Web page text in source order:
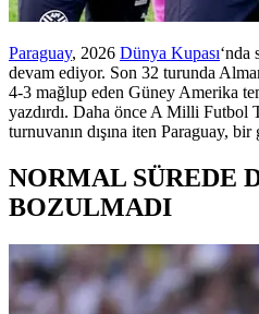
Paraguay, 2026 Dünya Kupası‘nda
devam ediyor. Son 32 turunda
4-3 mağlup eden Güney Amerika
yazdırdı. Daha önce A Milli Futbol
turnuvanın dışına iten Paraguay, bir
NORMAL SÜREDE
BOZULMADI